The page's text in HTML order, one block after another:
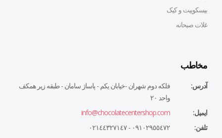
بیسکوییت و کیک
غلات صبحانه
مخاطب
آدرس:
فلكه دوم شهران -خيابان يكم - پاساژ سامان - طبقه زير همكف
واحد ٢٠
ایمیل:
info@chocolatecentershop.com
تلفن:
٠٩١٠٢٩٥٥٤٧٢ - ٠٢١٤٤٣٢٧١٤٧